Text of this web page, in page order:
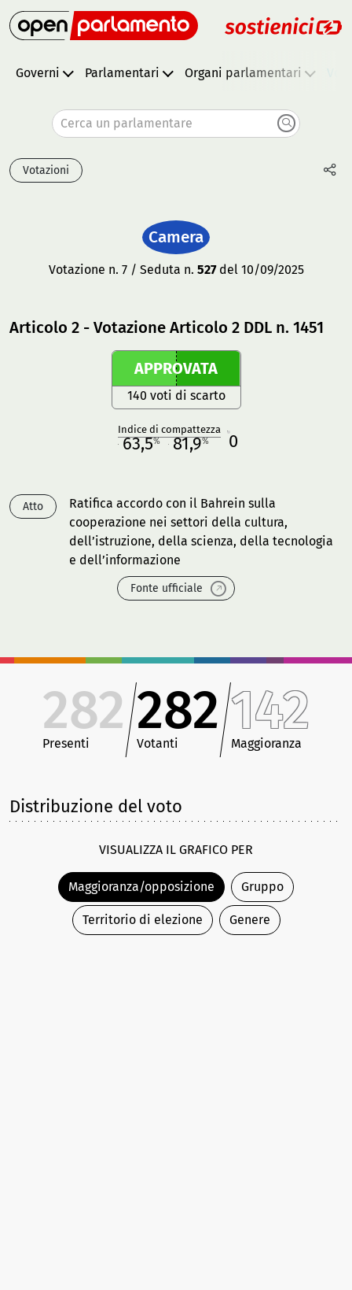
Governi Parlamentari Organi parlamentari
Cerca un parlamentare
Votazioni
Camera
Votazione n. 7 / Seduta n. 527del 10/09/2025
Articolo 2 - Votazione Articolo 2 DDL n. 1451
APPROVATA
140 voti di scarto
Indice di compattezza
63,5% 81,9% 0
Atto
Ratifica accordo con il Bahrein sulla
cooperazione nei settori della cultura,
dell’istruzione, della scienza, della tecnologia
e dell’informazione
Fonte ufficiale
282
Presenti
282
Votanti
142
Maggioranza
Distribuzione del voto
VISUALIZZA IL GRAFICO PER
Maggioranza/opposizione Gruppo
Territorio di elezione Genere